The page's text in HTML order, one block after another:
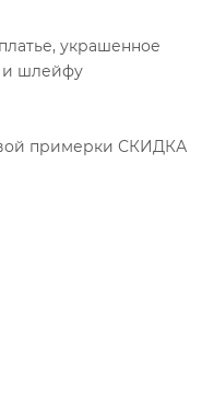
украшенное
и шлейфу
примерки СКИДКА